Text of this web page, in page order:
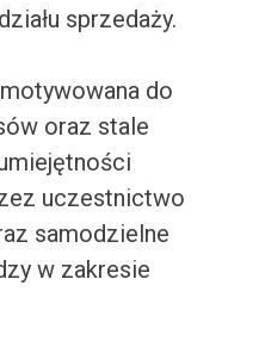
sprzedaży.
do
oraz stale
uczestnictwo
samodzielne
w zakresie